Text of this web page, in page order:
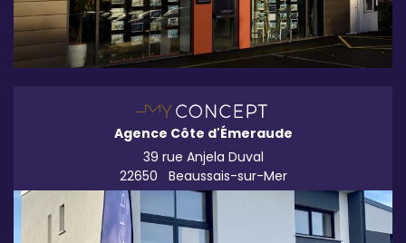
Agence Côte d'Émeraude
39 rue Anjela Duval
22650
Beaussais-sur-Mer